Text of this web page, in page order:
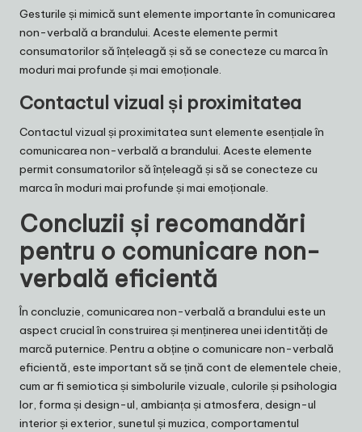
Gesturile și mimică sunt elemente importante în comunicarea
non-verbală a brandului. Aceste elemente permit
consumatorilor să înțeleagă și să se conecteze cu marca în
moduri mai profunde și mai emoționale.
Contactul vizual și proximitatea
Contactul vizual și proximitatea sunt elemente esențiale în
comunicarea non-verbală a brandului. Aceste elemente
permit consumatorilor să înțeleagă și să se conecteze cu
marca în moduri mai profunde și mai emoționale.
Concluzii și recomandări
pentru o comunicare non-
verbală eficientă
În concluzie, comunicarea non-verbală a brandului este un
aspect crucial în construirea și menținerea unei identități de
marcă puternice. Pentru a obține o comunicare non-verbală
eficientă, este important să se țină cont de elementele cheie,
cum ar fi semiotica și simbolurile vizuale, culorile și psihologia
lor, forma și design-ul, ambianța și atmosfera, design-ul
interior și exterior, sunetul și muzica, comportamentul